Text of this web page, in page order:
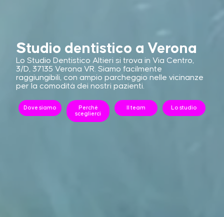
Studio dentistico a Verona
Lo Studio Dentistico Altieri si trova in Via Centro,
3/D, 37135 Verona VR. Siamo facilmente
raggiungibili, con ampio parcheggio nelle vicinanze
per la comodità dei nostri pazienti.
Dove siamo
Perchè
sceglierci
Il team Lo studio